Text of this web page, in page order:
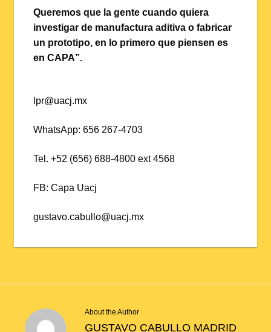
Queremos que la gente cuando quiera
investigar de manufactura aditiva o fabricar
un prototipo, en lo primero que piensen es
en CAPA”.
lpr@uacj.mx
WhatsApp: 656 267-4703
Tel. +52 (656) 688-4800 ext 4568
FB: Capa Uacj
gustavo.cabullo@uacj.mx
About the Author
GUSTAVO CABULLO MADRID